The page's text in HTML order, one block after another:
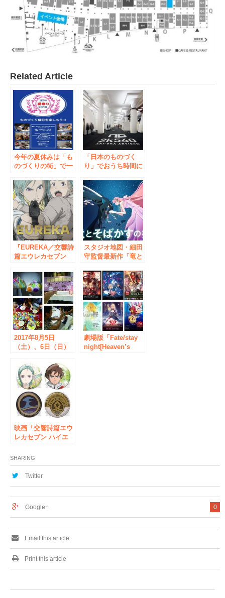
Related Article
今年の夏休みは「も
のづくりの街」で一
くり縁日」を体
験！ 8月6日（土）
7日（日） 2k540夏
祭り2016 ものづく
り縁日開催！
「日本のものづく
り」でおうち時間に
オンライン販売のご
案内
『EUREKA／交響詩
篇エウレカセブン
ン』公開記念！秋葉
原店舗連携キャンペ
ーン実施！！
スタジオ地図・細田
守監督最新作「竜と
記念、コラボグッズ
を7月16日(金)から発
売！タワレコ「NO
MUSIC, NO LIFE.」
と歌姫ベルの世界が
ひとつに！
2017年8月5日
（土）、6日（日）
縁日”開催！
劇場版「Fate/stay
night[Heaven’s
映画「交響詩篇エウ
レカセブン ハイエ
開記念 「交響詩篇
エウレカセブン ハ
イエボリューショ
SHARING
Twitter
0
Google+
Email this article
Print this article